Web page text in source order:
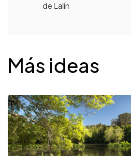
de Lalín
Más ideas